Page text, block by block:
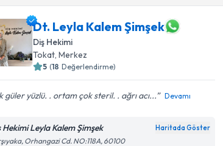
Dt. Leyla Kalem Şimşek
Diş Hekimi
Tokat, Merkez
5 (18 Değerlendirme)
güler yüzlü. . ortam çok steril. . ağrı acı... Devamı
Hekimi Leyla Kalem Şimşek Haritada Göster
Orhangazi Cd. NO:118A, 60100